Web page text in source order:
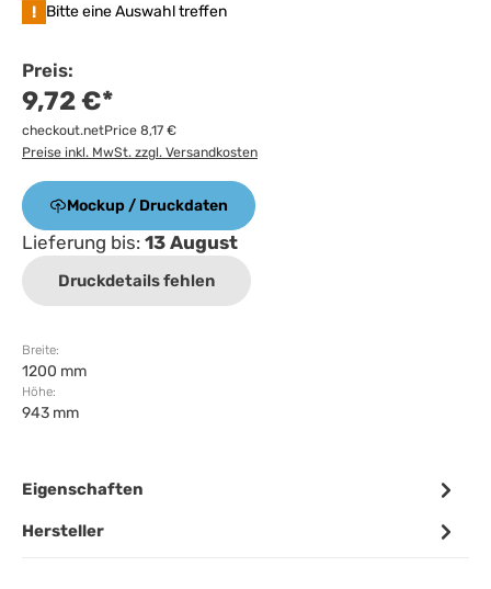
! Bitte eine Auswahl treffen
Preis:
9,72 €*
checkout.netPrice 8,17 €
Preise inkl. MwSt. zzgl. Versandkosten
Mockup / Druckdaten
Lieferung bis: 13 August
Druckdetails fehlen
Breite:
1200 mm
Höhe:
943 mm
Eigenschaften
Hersteller